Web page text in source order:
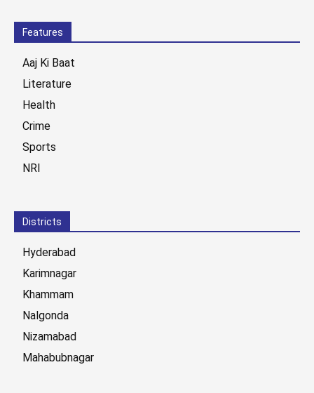
Features
Aaj Ki Baat
Literature
Health
Crime
Sports
NRI
Districts
Hyderabad
Karimnagar
Khammam
Nalgonda
Nizamabad
Mahabubnagar